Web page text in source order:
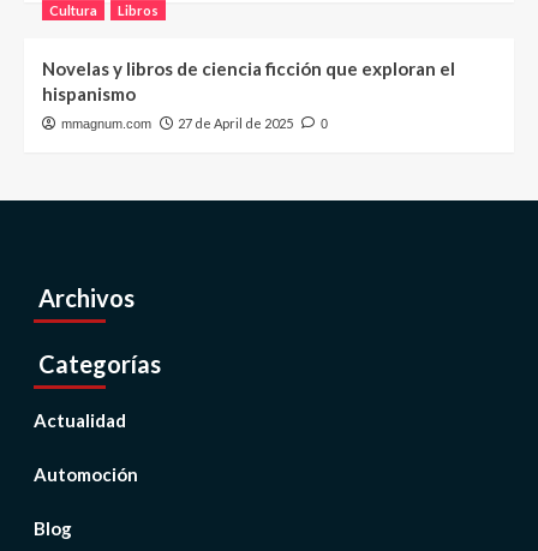
Cultura Libros
Novelas y libros de ciencia ficción que exploran el
hispanismo
mmagnum.com 27 de April de 2025 0
Archivos
Categorías
Actualidad
Automoción
Blog